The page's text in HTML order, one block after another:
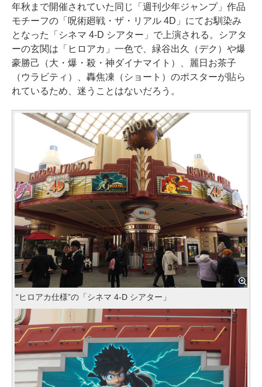
年秋まで開催されていた同じ「週刊少年ジャンプ」作品
モチーフの「呪術廻戦・ザ・リアル 4D」にてお馴染み
となった「シネマ 4-D シアター」で上演される。シアタ
ーの玄関は「ヒロアカ」一色で、緑谷出久（デク）や爆
豪勝己（大・爆・殺・神ダイナマイト）、麗日お茶子
（ウラビティ）、轟焦凍（ショート）のポスターが貼ら
れているため、迷うことはないだろう。
“ヒロアカ仕様”の「シネマ 4-D シアター」